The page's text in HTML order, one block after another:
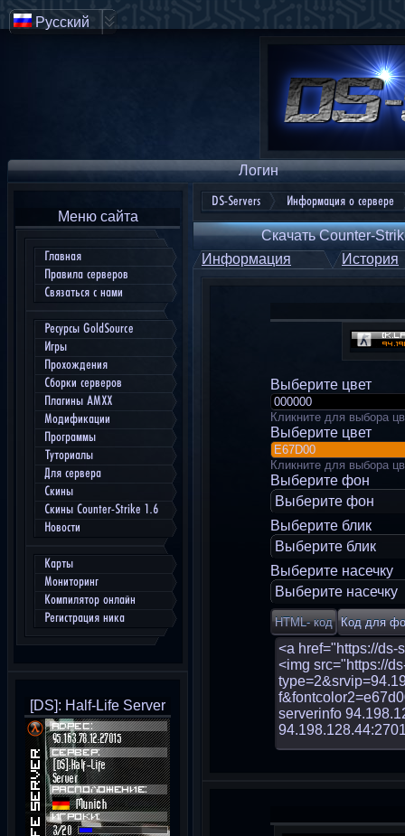
Логин
Меню сайта
Главная
Правила серверов
Связаться с нами
Ресурсы GoldSource
Игры
Прохождения
Сборки серверов
Плагины AMXX
Модификации
Программы
Туториалы
Для сервера
Скины
Скины Counter-Strike 1.6
Новости
Карты
Мониторинг
Компилятор онлайн
Регистрация ника
[DS]: Half-Life Server
DS-Servers Информация о сервере
Скачать Counter-
Информация
История
Выберите цвет
Кликните для выбора
Выберите цвет
Кликните для выбора
Выберите фон
Выберите фон
Выберите блик
Выберите блик
Выберите насечку
Выберите насечку
Русский